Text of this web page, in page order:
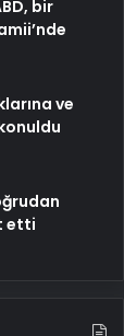
bir
ve
etti